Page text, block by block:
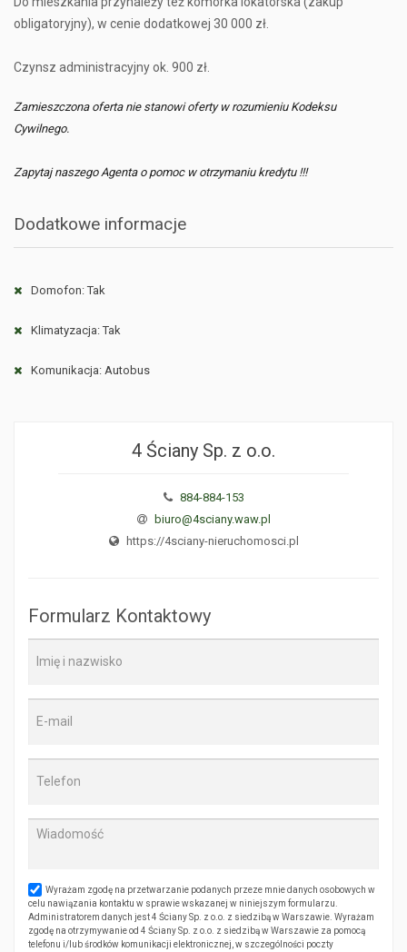
obligatoryjny), w cenie dodatkowej 30 000 zł.
Czynsz administracyjny ok. 900 zł.
Zamieszczona oferta nie stanowi oferty w rozumieniu Kodeksu
Cywilnego.
Zapytaj naszego Agenta o pomoc w otrzymaniu kredytu !!!
Dodatkowe informacje
Domofon: Tak
Klimatyzacja: Tak
Komunikacja: Autobus
4 Ściany Sp. z o.o.
884-884-153
biuro@4sciany.waw.pl
https://4sciany-nieruchomosci.pl
Formularz Kontaktowy
Wyrażam zgodę na przetwarzanie podanych przeze mnie danych osobowych w
celu nawiązania kontaktu w sprawie wskazanej w niniejszym formularzu.
Administratorem danych jest 4 Ściany Sp. z o.o. z siedzibą w Warszawie. Wyrażam
zgodę na otrzymywanie od 4 Ściany Sp. z o.o. z siedzibą w Warszawie za pomocą
telefonu i/lub środków komunikacji elektronicznej, w szczególności poczty